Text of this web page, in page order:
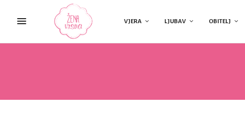
VJERA LJUBAV OBITELJ